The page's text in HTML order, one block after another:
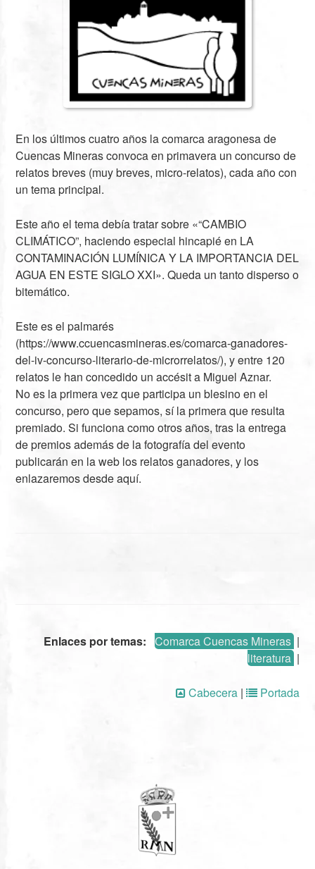
En los últimos cuatro años la comarca aragonesa de
Cuencas Mineras convoca en primavera un concurso de
relatos breves (muy breves, micro-relatos), cada año con
un tema principal.
Este año el tema debía tratar sobre «“CAMBIO
CLIMÁTICO”, haciendo especial hincapié en LA
CONTAMINACIÓN LUMÍNICA Y LA IMPORTANCIA DEL
AGUA EN ESTE SIGLO XXI». Queda un tanto disperso o
bitemático.
Este es el palmarés
(https://www.ccuencasmineras.es/comarca-ganadores-
del-iv-concurso-literario-de-microrrelatos/), y entre 120
relatos le han concedido un accésit a Miguel Aznar.
No es la primera vez que participa un blesino en el
concurso, pero que sepamos, sí la primera que resulta
premiado. Si funciona como otros años, tras la entrega
de premios además de la fotografía del evento
publicarán en la web los relatos ganadores, y los
enlazaremos desde aquí.
Enlaces por temas: Comarca Cuencas Mineras|
literatura|
Cabecera| Portada